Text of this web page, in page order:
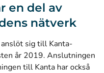
en del av
nätverk
sig till Kanta-
år 2019. Anslutningen
till Kanta har också